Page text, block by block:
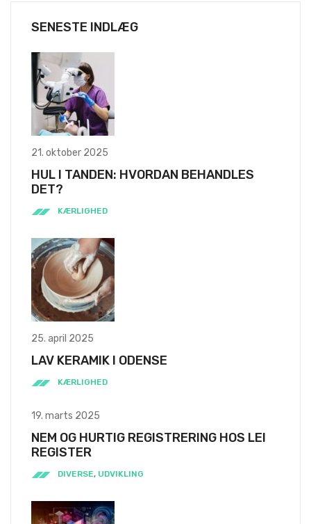
SENESTE INDLÆG
21. oktober 2025
HUL I TANDEN: HVORDAN BEHANDLES
DET?
KÆRLIGHED
25. april 2025
LAV KERAMIK I ODENSE
KÆRLIGHED
19. marts 2025
NEM OG HURTIG REGISTRERING HOS LEI
REGISTER
DIVERSE, UDVIKLING